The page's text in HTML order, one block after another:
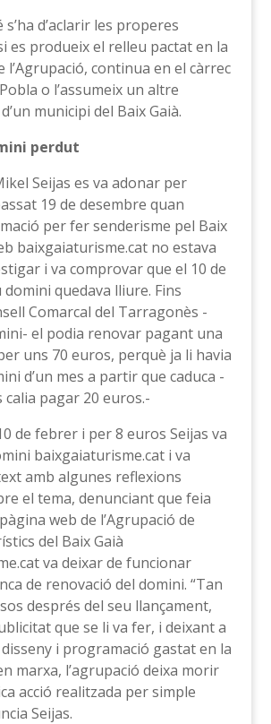
d’aclarir les properes
es produeix el relleu pactat en la
l’Agrupació, continua en el càrrec
o l’assumeix un altre
municipi del Baix Gaià.
perdut
Seijas es va adonar per
19 de desembre quan
per fer senderisme pel Baix
baixgaiaturisme.cat no estava
i va comprovar que el 10 de
quedava lliure. Fins
Comarcal del Tarragonès -
el podia renovar pagant una
uns 70 euros, perquè ja li havia
d’un mes a partir que caduca -
calia pagar 20 euros.-
de febrer i per 8 euros Seijas va
baixgaiaturisme.cat i va
amb algunes reflexions
el tema, denunciant que feia
web de l’Agrupació de
del Baix Gaià
va deixar de funcionar
de renovació del domini. “Tan
després del seu llançament,
que se li va fer, i deixant a
i programació gastat en la
marxa, l’agrupació deixa morir
acció realitzada per simple
Seijas.